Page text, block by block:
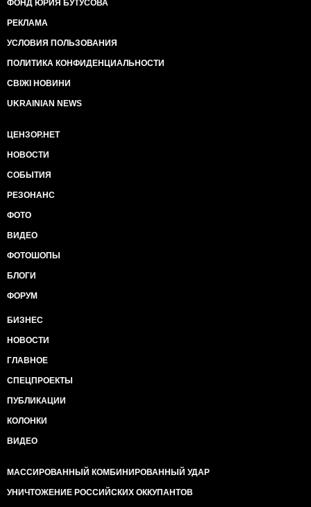
ФОНД ЮРИЯ БУТУСОВА
РЕКЛАМА
УСЛОВИЯ ПОЛЬЗОВАНИЯ
ПОЛИТИКА КОНФИДЕНЦИАЛЬНОСТИ
СВІЖІ НОВИНИ
UKRAINIAN NEWS
ЦЕНЗОР.НЕТ
НОВОСТИ
СОБЫТИЯ
РЕЗОНАНС
ФОТО
ВИДЕО
ФОТОШОПЫ
БЛОГИ
ФОРУМ
БИЗНЕС
НОВОСТИ
ГЛАВНОЕ
СПЕЦПРОЕКТЫ
ПУБЛИКАЦИИ
КОЛОНКИ
ВИДЕО
МАССИРОВАННЫЙ КОМБИНИРОВАННЫЙ УДАР
УНИЧТОЖЕНИЕ РОССИЙСКИХ ОККУПАНТОВ